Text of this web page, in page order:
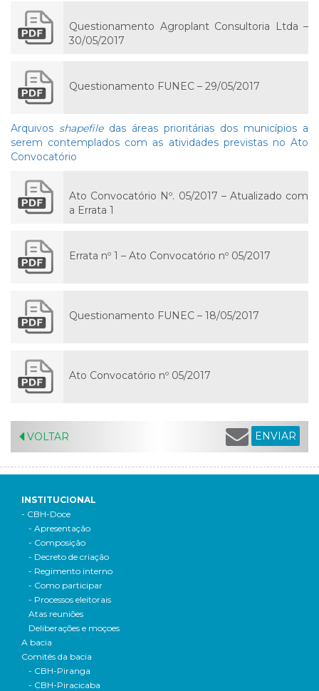
Questionamento Agroplant Consultoria Ltda –
30/05/2017
Questionamento FUNEC – 29/05/2017
Arquivos shapefiledas áreas prioritárias dos municípios a
serem contemplados com as atividades previstas no Ato
Convocatório
Ato Convocatório Nº. 05/2017 – Atualizado com
a Errata 1
Errata nº 1 – Ato Convocatório nº 05/2017
Questionamento FUNEC – 18/05/2017
Ato Convocatório nº 05/2017
VOLTAR ENVIAR
INSTITUCIONAL
- CBH-Doce
- Apresentação
- Composição
- Decreto de criação
- Regimento interno
- Como participar
- Processos eleitorais
Atas reuniões
Deliberações e moçoes
A bacia
Comitês da bacia
- CBH-Piranga
- CBH-Piracicaba